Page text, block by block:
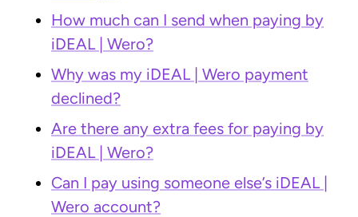
How much can I send when paying by
iDEAL | Wero?
Why was my iDEAL | Wero payment
declined?
Are there any extra fees for paying by
iDEAL | Wero?
Can I pay using someone else’s iDEAL |
Wero account?